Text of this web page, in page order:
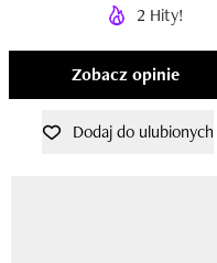
2 Hity!
Zobacz opinie
Dodaj do ulubionych